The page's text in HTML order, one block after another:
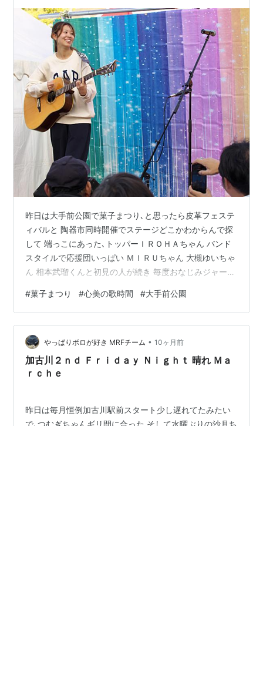
昨日は大手前公園で菓子まつり､と思ったら皮革フェステ
ィバルと 陶器市同時開催でステージどこかわからんで探
して 端っこにあった､トッパーＩＲＯＨＡちゃん バンド
スタイルで応援団いっぱい ＭＩＲＵちゃん 大槻ゆいちゃ
ん 相本武瑠くんと初見の人が続き 毎度おなじみジャージ
るのに 放棄して彷徨う心美ちゃん そしてジャージと対照
的に素敵なドレスのＥｍｕちゃん トリは姫路の歌うたい
Ｕｋｅｎさん 最後まで盛り上げお疲れ様でした 明日は大
阪でｐｏｄ'ｚと優利香ちゃんのバスカーからの 【優利香
さんと合同バスカー決定！】📅2025年11月3日(月祝)🕖
14:00…
#菓子まつり #心美の歌時間 #大手前公園
やっぱりボロが好き MRFチーム • 10ヶ月前
加古川２ｎｄ Ｆｒｉｄａｙ Ｎｉｇｈｔ 晴れ Ｍａ
ｒｃｈｅ